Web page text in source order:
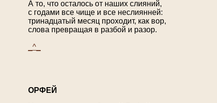
А то, что осталось от наших слияний,
с годами все чище и все неслиянней:
тринадцатый месяц проходит, как вор,
слова превращая в разбой и разор.
_^_
ОРФЕЙ